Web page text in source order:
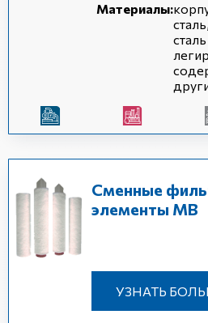
Материалы:
Сменные
элементы МВ
УЗНАТЬ